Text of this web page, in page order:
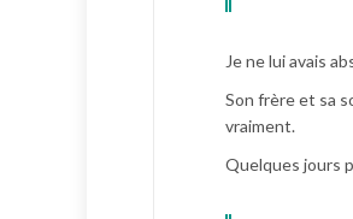
Je ne lui avais
Son frère et sa
vraiment.
Quelques jours